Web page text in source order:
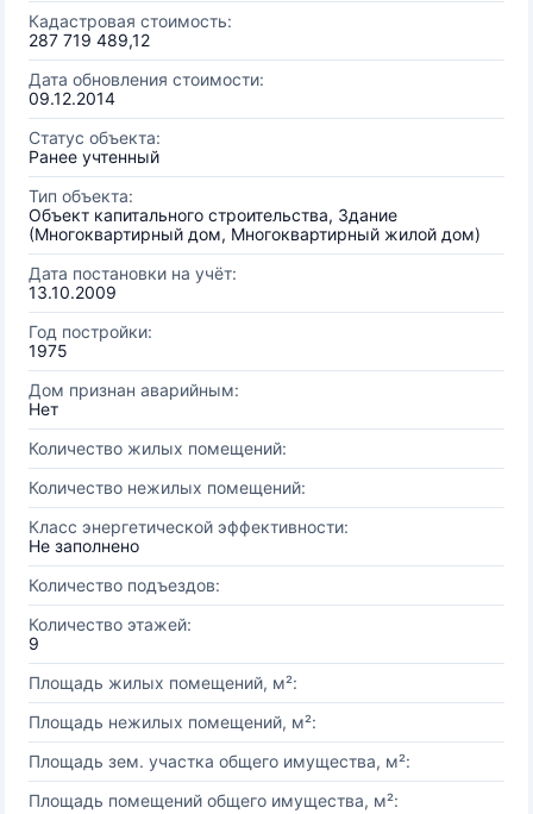
Кадастровая стоимость:
287 719 489,12
Дата обновления стоимости:
09.12.2014
Статус объекта:
Ранее учтенный
Тип объекта:
Объект капитального строительства, Здание
(Многоквартирный дом, Многоквартирный жилой дом)
Дата постановки на учёт:
13.10.2009
Год постройки:
1975
Дом признан аварийным:
Нет
Количество жилых помещений:
Количество нежилых помещений:
Класс энергетической эффективности:
Не заполнено
Количество подъездов:
Количество этажей:
9
Площадь жилых помещений, м²:
Площадь нежилых помещений, м²:
Площадь зем. участка общего имущества, м²:
Площадь помещений общего имущества, м²: